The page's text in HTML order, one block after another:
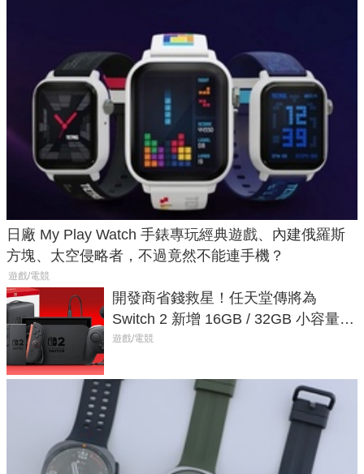
日廠 My Play Watch 手錶專玩經典遊戲、內建俄羅斯
方塊、太空侵略者，不過竟然不能連手機？
遊戲/電競
開發商省錢救星！任天堂傳將為
Switch 2 新增 16GB / 32GB 小容量遊
戲卡的選擇
遊戲/電競